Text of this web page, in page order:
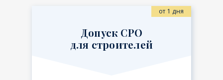
от 1 дня
Допуск СРО
для строителей